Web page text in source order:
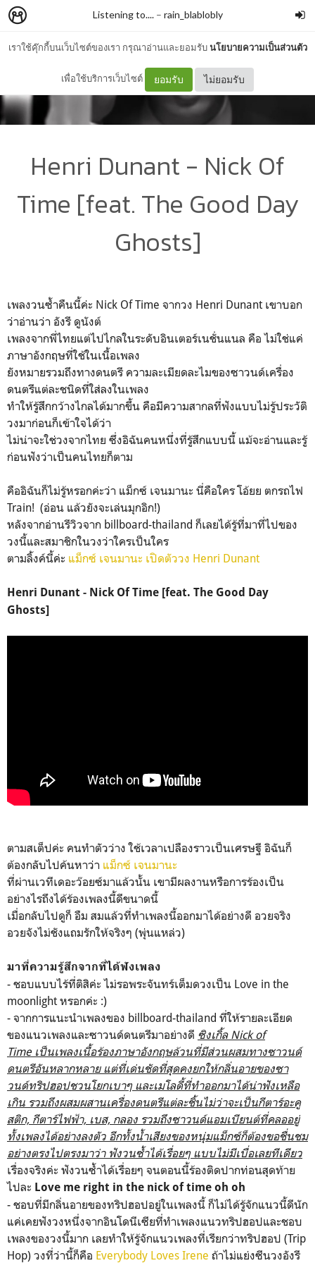
เราใช้คุ๊กกี้บนเว็บไซต์ของเรา กรุณาอ่านและยอมรับนโยบายความเป็นส่วนตัว
เพื่อใช้บริการเว็บไซต์ ยอมรับ ไม่ยอมรับ
Listening to....– rain_blablobly
Henri Dunant - Nick Of
Time [feat. The Good Day
Ghosts]
เพลงวนซ้ำคืนนี้ค่ะ Nick Of Time จากวง Henri Dunant เขาบอก
ว่าอ่านว่า อังรี ดูนังต์
เพลงจากพี่ไทยแต่ไปไกลในระดับอินเตอร์เนชั่นแนล คือ ไม่ใช่แค่
ภาษาอังกฤษที่ใช้ในเนื้อเพลง
ยังหมายรวมถึงทางดนตรี ความละเมียดละไมของซาวนด์เครื่อง
ดนตรีแต่ละชนิดที่ใส่ลงในเพลง
ทำให้รู้สึกกว้างไกลได้มากขึ้น คือมีความสากลที่ฟังแบบไม่รู้ประวัติ
วงมาก่อนก็เข้าใจได้ว่า
ไม่น่าจะใช่วงจากไทย ซึ่งอิฉันคนหนึ่งที่รู้สึกแบบนี้ แม้จะอ่านและรู้
ก่อนฟังว่าเป็นคนไทยก็ตาม
คืออิฉันก็ไม่รู้หรอกค่ะว่า แม็กซ์ เจนมานะ นี่คือใคร โอ้ยย ตกรถไฟ
Train! (อ่อน แล้วยังจะเล่นมุกอิก!)
หลังจากอ่านรีวิวจาก billboard-thailand ก็เลยได้รู้ที่มาที่ไปของ
วงนี้และสมาชิกในวงว่าใครเป็นใคร
ตามลิ้งค์นี้ค่ะ แม็กซ์ เจนมานะ เปิดตัววง Henri Dunant
Henri Dunant - Nick Of Time [feat. The Good Day
Ghosts]
ตามสเต็ปค่ะ คนทำตัวว่าง ใช้เวลาเปลืองราวเป็นเศรษฐี อิฉันก็
ต้องกลับไปค้นหาว่า แม็กซ์ เจนมานะ
ที่ผ่านเวทีเดอะว๊อยซ์มาแล้วนั้น เขามีผลงานหรือการร้องเป็น
อย่างไรถึงได้ร้องเพลงนี้ดีขนาดนี้
เมื่อกลับไปดูก็ อืม สมแล้วที่ทำเพลงนี้ออกมาได้อย่างดี อวยจริง
อวยจังไม่ชังแถมรักให้จริงๆ (พุ่นแหล่ว)
มาที่ความรู้สึกจากที่ได้ฟังเพลง
- ชอบแบบไร้ที่ติสิค่ะ ไม่รอพระจันทร์เต็มดวงเป็น Love in the
moonlight หรอกค่ะ :)
- จากการแนะนำเพลงของ billboard-thailand ที่ให้รายละเอียด
ของแนวเพลงและซาวนด์ดนตรีมาอย่างดี ซิงเกิ้ล Nick of
Time เป็นเพลงเนื้อร้องภาษาอังกฤษล้วนที่มีส่วนผสมทางซาวนด์
ดนตรีอันหลากหลาย แต่ที่เด่นชัดที่สุดคงยกให้กลิ่นอายของซา
วนด์ทริปฮอปชวนโยกเบาๆ และเมโลดี้ที่ทำออกมาได้น่าฟังเหลือ
เกิน รวมถึงผสมผสานเครื่องดนตรีแต่ละชิ้นไม่ว่าจะเป็นกีตาร์อะคู
สติก, กีตาร์ไฟฟ้า, เบส, กลอง รวมถึงซาวนด์แอมเบียนต์ที่คลออยู่
ทั้งเพลงได้อย่างลงตัว อีกทั้งน้ำเสียงของหนุ่มแม็กซ์ก็ต้องขอชื่นชม
อย่างตรงไปตรงมาว่า ฟังวนซ้ำได้เรื่อยๆ แบบไม่มีเบื่อเลยทีเดียว
เรื่องจริงค่ะ ฟังวนซ้ำได้เรื่อยๆ จนตอนนี้ร้องติดปากท่อนสุดท้าย
ไปละ Love me right in the nick of time oh oh
- ชอบที่มีกลิ่นอายของทริปฮอปอยู่ในเพลงนี้ ก็ไม่ได้รู้จักแนวนี้ดีนัก
แค่เคยฟังวงหนึ่งจากอินโดนีเซียที่ทำเพลงแนวทริปฮอปและชอบ
เพลงของวงนี้มาก เลยทำให้รู้จักแนวเพลงที่เรียกว่าทริปฮอป (Trip
Hop) วงที่ว่านี้ก็คือ Everybody Loves Irene ถ้าไม่แย่งซีนวงอังรี